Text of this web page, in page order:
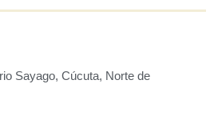
Sayago, Cúcuta, Norte de